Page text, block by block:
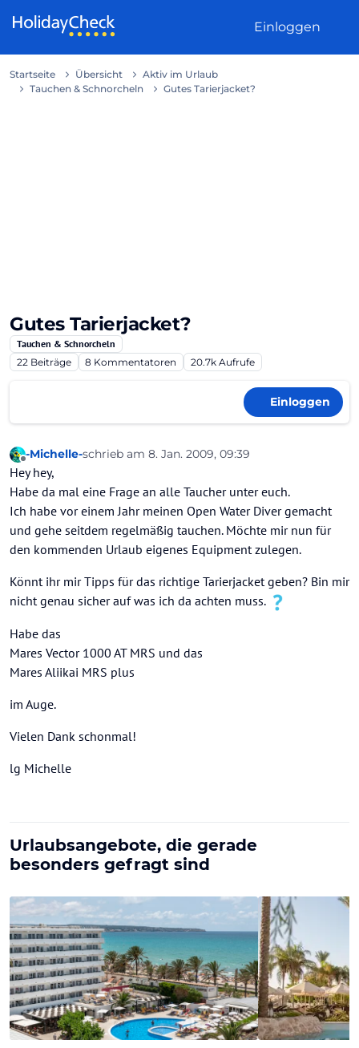
Einloggen
Startseite Übersicht
Aktiv im Urlaub
Tauchen & Schnorcheln
Gutes Tarierjacket?
Gutes Tarierjacket?
Tauchen & Schnorcheln
22 Beiträge 8 Kommentatoren 20.7k Aufrufe
Einloggen
Offline
-Michelle-schrieb am 8. Jan. 2009, 09:39
zuletzt editiert von
Hey hey,
Habe da mal eine Frage an alle Taucher unter euch.
Ich habe vor einem Jahr meinen Open Water Diver gemacht
und gehe seitdem regelmäßig tauchen. Möchte mir nun für
den kommenden Urlaub eigenes Equipment zulegen.
Könnt ihr mir Tipps für das richtige Tarierjacket geben? Bin mir
nicht genau sicher auf was ich da achten muss.
Habe das
Mares Vector 1000 AT MRS und das
Mares Aliikai MRS plus
im Auge.
Vielen Dank schonmal!
lg Michelle